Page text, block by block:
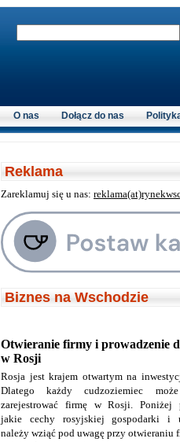
Dołącz do nas
O nas
Reklama
Zareklamuj się u nas:
Biznes na Wschodzie
Otwieranie firmy i prowadzenie
w Rosji
Rosja jest krajem otwartym na
Dlatego każdy cudzoziemiec
zarejestrować firmę w Rosji. Poniżej
jakie cechy rosyjskiej gospodarki i
należy wziąć pod uwagę przy otwieraniu